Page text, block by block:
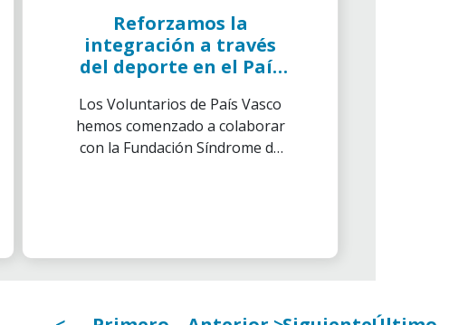
Reforzamos la
integración a través
del deporte en el País
Los Voluntarios de País Vasco
hemos comenzado a colaborar
con la Fundación Síndrome de
realizar junto con los más